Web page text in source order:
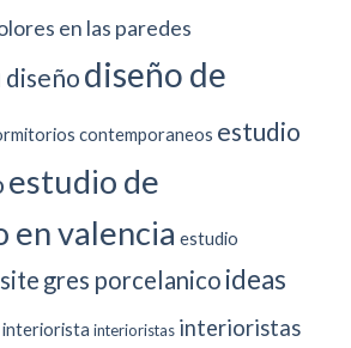
en las paredes
diseño diseño de
contemporaneos estudio
estudio de
valencia estudio
gres porcelanico ideas
interiorista interioristas interioristas